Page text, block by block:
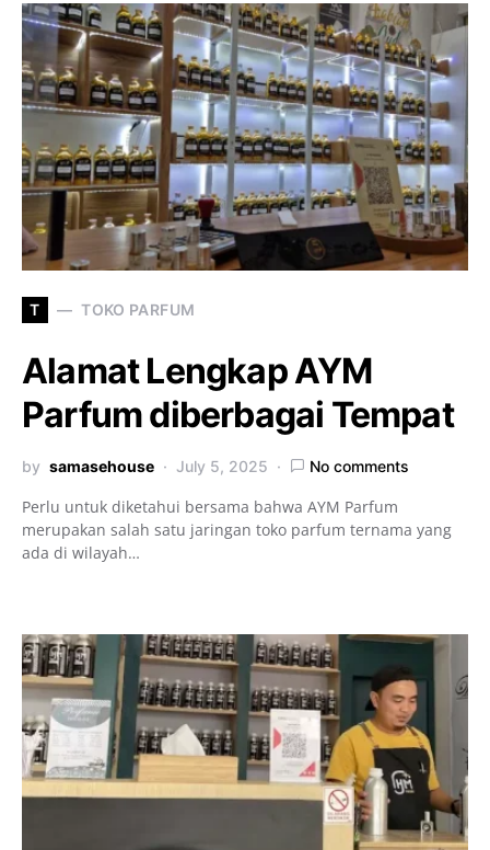
T TOKO PARFUM
Alamat Lengkap AYM
Parfum diberbagai Tempat
by samasehouse July 5, 2025 No comments
Perlu untuk diketahui bersama bahwa AYM Parfum
merupakan salah satu jaringan toko parfum ternama yang
ada di wilayah…